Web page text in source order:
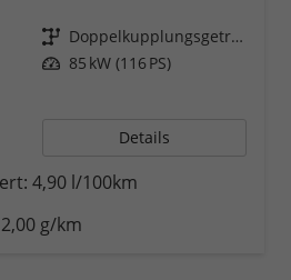
Getriebe
Doppelkupplungsgetriebe (DSG)
Leistung 85 kW (116 PS)
Details
4,90 l/100km
g/km